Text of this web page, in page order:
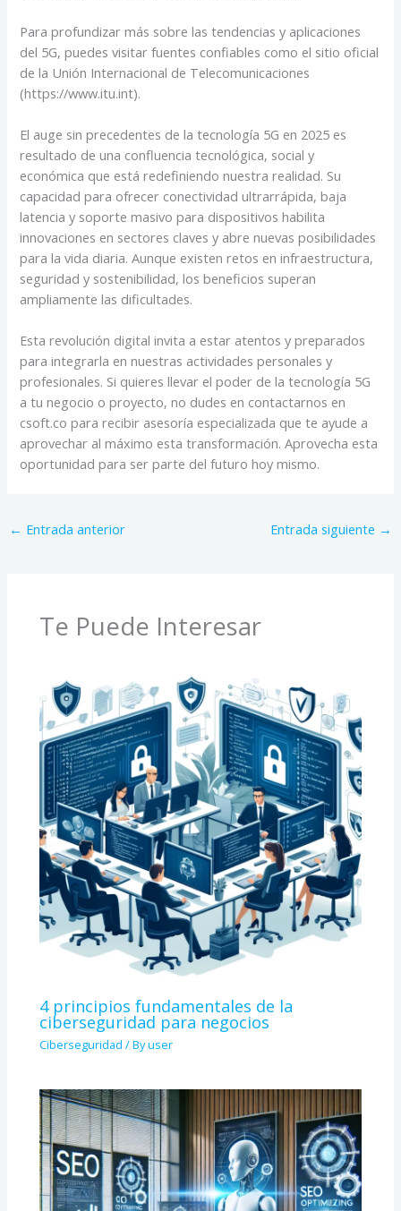
Para profundizar más sobre las tendencias y aplicaciones
del 5G, puedes visitar fuentes confiables como el sitio oficial
de la Unión Internacional de Telecomunicaciones
(https://www.itu.int).
El auge sin precedentes de la tecnología 5G en 2025 es
resultado de una confluencia tecnológica, social y
económica que está redefiniendo nuestra realidad. Su
capacidad para ofrecer conectividad ultrarrápida, baja
latencia y soporte masivo para dispositivos habilita
innovaciones en sectores claves y abre nuevas posibilidades
para la vida diaria. Aunque existen retos en infraestructura,
seguridad y sostenibilidad, los beneficios superan
ampliamente las dificultades.
Esta revolución digital invita a estar atentos y preparados
para integrarla en nuestras actividades personales y
profesionales. Si quieres llevar el poder de la tecnología 5G
a tu negocio o proyecto, no dudes en contactarnos en
csoft.co para recibir asesoría especializada que te ayude a
aprovechar al máximo esta transformación. Aprovecha esta
oportunidad para ser parte del futuro hoy mismo.
← Entrada anterior Entrada siguiente →
Te Puede Interesar
4 principios fundamentales de la
ciberseguridad para negocios
Ciberseguridad / Byuser